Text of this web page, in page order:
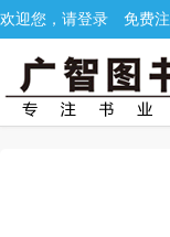
欢迎您，请登录 免费